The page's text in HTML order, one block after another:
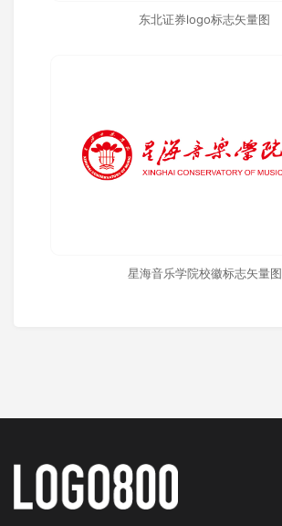
东北证券logo标志矢量图
星海音乐学院校徽标志矢量图